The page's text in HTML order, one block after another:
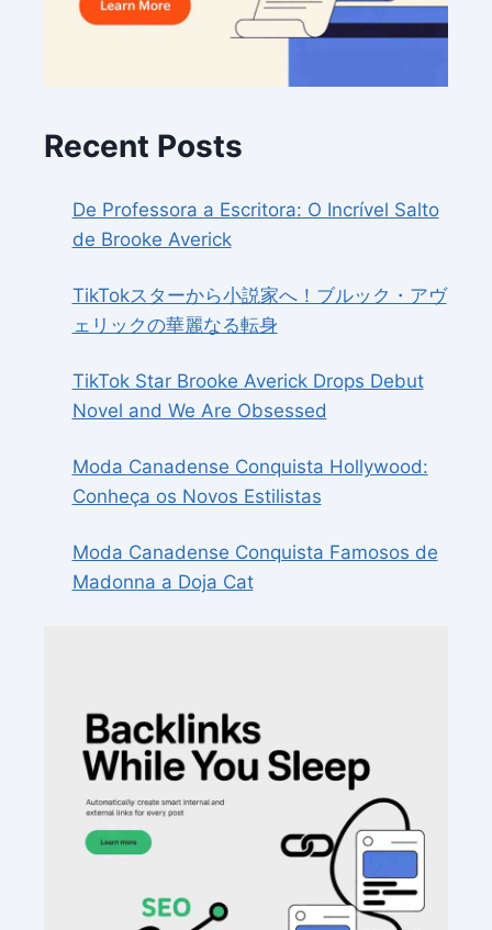
Recent Posts
De Professora a Escritora: O Incrível Salto
de Brooke Averick
TikTokスターから小説家へ！ブルック・アヴ
ェリックの華麗なる転身
TikTok Star Brooke Averick Drops Debut
Novel and We Are Obsessed
Moda Canadense Conquista Hollywood:
Conheça os Novos Estilistas
Moda Canadense Conquista Famosos de
Madonna a Doja Cat